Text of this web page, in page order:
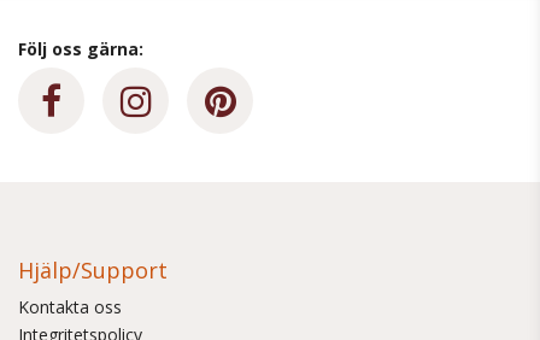
Följ oss gärna:
Hjälp/Support
Kontakta oss
Integritetspolicy